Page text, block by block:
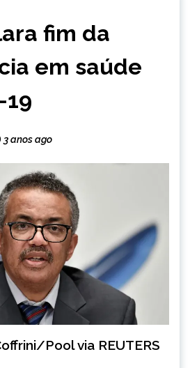
fim da
em saúde
3 anos ago
Pool via REUTERS